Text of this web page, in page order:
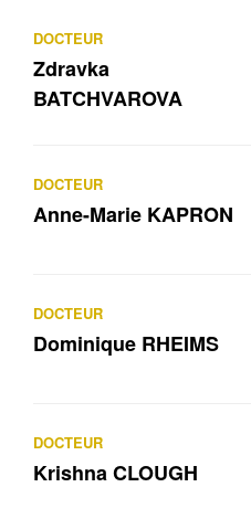
DOCTEUR
Zdravka
BATCHVAROVA
DOCTEUR
Anne-Marie KAPRON
DOCTEUR
Dominique RHEIMS
DOCTEUR
Krishna CLOUGH